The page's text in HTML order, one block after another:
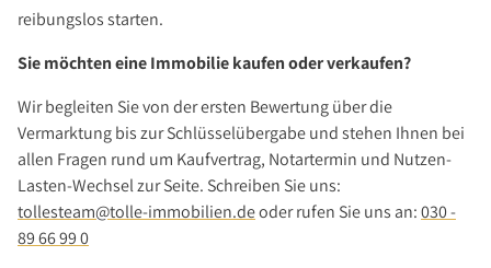
reibungslos starten.
Sie möchten eine Immobilie kaufen oder verkaufen?
Wir begleiten Sie von der ersten Bewertung über die
Vermarktung bis zur Schlüsselübergabe und stehen Ihnen bei
allen Fragen rund um Kaufvertrag, Notartermin und Nutzen-
Lasten-Wechsel zur Seite. Schreiben Sie uns:
tollesteam@tolle-immobilien.deoder rufen Sie uns an:030 -
89 66 99 0